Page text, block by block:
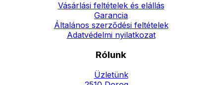
Vásárlási feltételek és elállás
Garancia
Általános szerződési feltételek
Adatvédelmi nyilatkozat
Rólunk
Üzletünk